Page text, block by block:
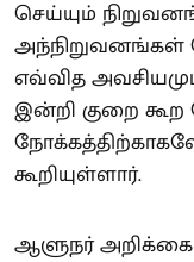
செய்யும்
அந்நிறுவனங்கள்
எவ்வித
இன்றி குறை
கூறியுள்ளார்.
ஆளுநர்